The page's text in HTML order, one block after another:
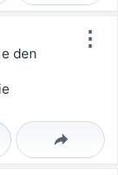
⋮
den
Teilen